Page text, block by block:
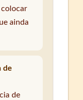
colocar
ainda
de
de